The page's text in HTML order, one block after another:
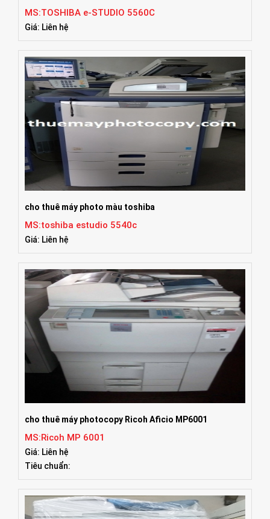
MS:TOSHIBA e-STUDIO 5560C
Giá: Liên hệ
cho thuê máy photo màu toshiba
MS:toshiba estudio 5540c
Giá: Liên hệ
cho thuê máy photocopy Ricoh Aficio MP6001
MS:Ricoh MP 6001
Giá: Liên hệ
Tiêu chuẩn: